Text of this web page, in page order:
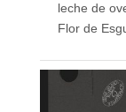
leche de
Flor de